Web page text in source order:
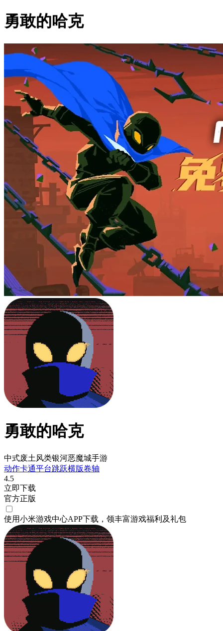
勇敢的哈克
勇敢的哈克
中式废土风类银河恶魔城手游
动作卡通平台跳跃横版卷轴
4.5
立即下载
官方正版
使用小米游戏中心APP下载 ，领丰富游戏福利 及礼包